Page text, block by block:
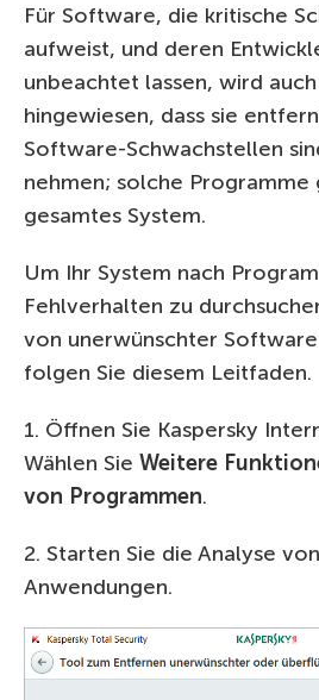
Für Software, die kritische
aufweist, und deren
unbeachtet lassen, wird
hingewiesen, dass sie
Software-Schwachstellen
nehmen; solche Programme
gesamtes System.
Um Ihr System nach
Fehlverhalten zu
von unerwünschter
folgen Sie diesem Leitfaden.
1. Öffnen Sie Kaspersky
Wählen Sie Weitere
von Programmen.
2. Starten Sie die Analyse
Anwendungen.